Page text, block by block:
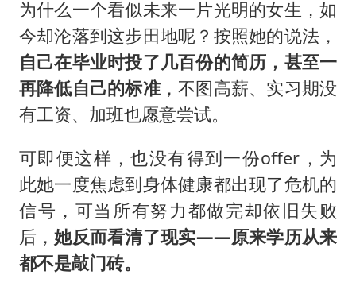
为什么一个看似未来一片光明的女生，如
今却沦落到这步田地呢？按照她的说法，
自己在毕业时投了几百份的简历，甚至一
再降低自己的标准，不图高薪、实习期没
有工资、加班也愿意尝试。
可即便这样，也没有得到一份offer，为
此她一度焦虑到身体健康都出现了危机的
信号，可当所有努力都做完却依旧失败
后，她反而看清了现实——原来学历从来
都不是敲门砖。